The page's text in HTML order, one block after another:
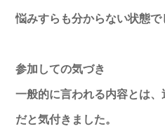
悩みすらも分からない状態
参加しての気づき
一般的に言われる内容とは
だと気付き ました。